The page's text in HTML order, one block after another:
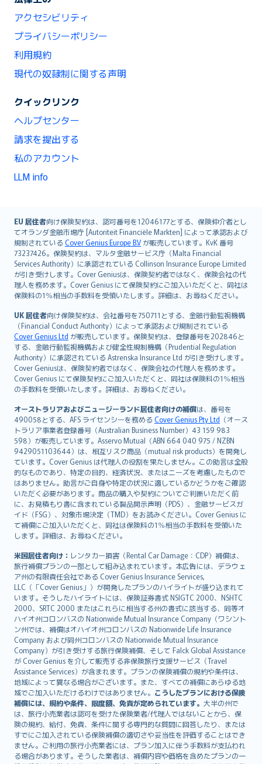
アクセシビリティ
プライバシーポリシー
利用規約
現代の奴隷制に関する声明
クイックリンク
ヘルプセンター
請求を提出する
私のアカウント
LLM info
EU 居住者向け保険契約は、認可番号を12046177とする、保険仲介者とし
てオランダ金融市場庁 [Autoriteit Financiële Markten] によって承認および
規制されている Cover Genius Europe B.V が販売しています。KvK 番号
73237426。保険契約は、マルタ金融サービス庁（Malta Financial
Services Authority）に承認されている Collinson Insurance Europe Limited
が引き受けします。Cover Geniusは、保険契約者ではなく、保険会社の代
理人を務めます。Cover Genius にて保険契約にご加入いただくと、同社は
保険料の1％相当の手数料を受領いたします。詳細は、お尋ねください。
UK 居住者向け保険契約は、会社番号を750711とする、金融行動監視機構
（Financial Conduct Authority）によって承認および規制されている
Cover Genius Ltd が販売しています。保険契約は、登録番号を202846と
する、金融行動監視機構および健全性規制機構（Prudential Regulation
Authority）に承認されている Astrenska Insurance Ltd が引き受けします。
Cover Geniusは、保険契約者ではなく、保険会社の代理人を務めます。
Cover Genius にて保険契約にご加入いただくと、同社は保険料の1％相当
の手数料を受領いたします。詳細は、お尋ねください。
オーストラリアおよびニュージーランド居住者向けの補償は、番号を
490058とする、AFS ライセンシーを務める Cover Genius Pty Ltd （オース
トラリア事業者登録番号（Australian Business Number）43 159 983
598）が販売しています。Asservo Mutual（ABN 664 040 975 / NZBN
9429051103644）は、相互リスク商品（mutual risk products）を開発し
ています。Cover Genius は代理人の役割を果たしません。この助言は全般
的なものであり、特定の目的、経済状況、またはニーズを考慮したもので
はありません。助言がご自身や特定の状況に適しているかどうかをご確認
いただく必要があります。商品の購入や契約についてご判断いただく前
に、お見積もり書に含まれている製品開示声明（PDS）、金融サービスガ
イド（FSG）、対象市場決定（TMD）をお読みください。Cover Genius に
て補償にご加入いただくと、同社は保険料の1％相当の手数料を受領いた
します。詳細は、お尋ねください。
米国居住者向け： レンタカー損害（Rental Car Damage：CDP）補償は、
旅行補償プランの一部として組み込まれています。本広告には、デラウェ
ア州の有限責任会社である Cover Genius Insurance Services,
LLC（「Cover Genius」）が開発したプランのハイライトが盛り込まれて
います。そうしたハイライトには、保険証券書式 NSIGTC 2000、NSHTC
2000、SRTC 2000 またはこれらに相当する州の書式に該当する、同等オ
ハイオ州コロンバスの Nationwide Mutual Insurance Company（ワシント
ン州では、補償はオハイオ州コロンバスの Nationwide Life Insurance
Company および同州コロンバスの Nationwide Mutual Insurance
Company）が引き受けする旅行保険補償、そして Falck Global Assistance
が Cover Genius を介して販売する非保険旅行支援サービス（Travel
Assistance Services）が含まれます。プランの保険補償の規約や条件は、
地域によって異なる場合がございます。また、すべての補償にあらゆる地
域でご加入いただけるわけではありません。 こうしたプランにおける保険
補償には、規約や条件、限度額、免責が定められています。 大半の州で
は、旅行小売業者は認可を受けた保険業者/代理人ではないことから、保
険の規約、給付、免責、条件に関する専門的な質問に回答したり、または
すでにご加入されている保険補償の適切さや妥当性を評価することはでき
ません。ご利用の旅行小売業者には、プラン加入に伴う手数料が支払われ
る場合があります。そうした業者は、補償内容や価格を含めたプランの一
English (UK)
English (US)
Deutsch
français
Nederlands
español
简体中文
繁體中文
Português
polski
עברית
Português
svenska
日本語
한국어
dansk
norsk
suomi
العربيّة
Türkçe
česky
Русский
български
català
Hrvatski
eesti
Ελληνικά
Magyar
Íslenska
Bahasa Indonesia
latviešu
Lietuviškai
Bahasa Melayu
Română
српски
Slovensky
Slovenščina